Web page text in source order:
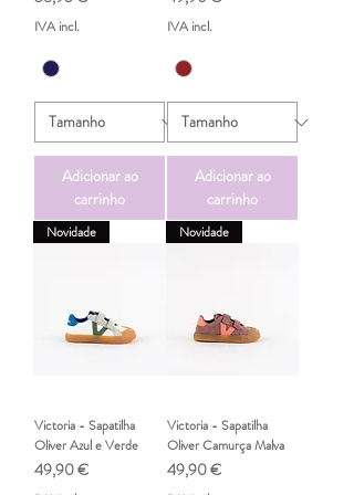
IVA incl.
Adicionar ao
carrinho
IVA incl.
Adicionar ao
carrinho
Novidade
Victoria - Sapatilha
Oliver Azul e Verde
Preço
49,90 €
Novidade
Victoria - Sapatilha
Oliver Camurça Malva
Preço
49,90 €